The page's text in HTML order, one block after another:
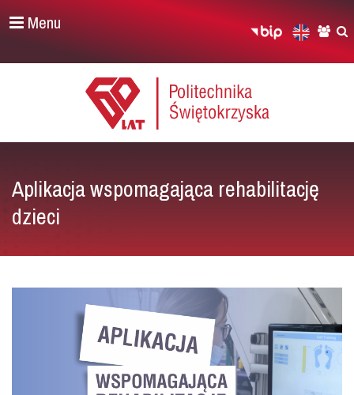
Menu
Aplikacja wspomagająca rehabilitację
dzieci